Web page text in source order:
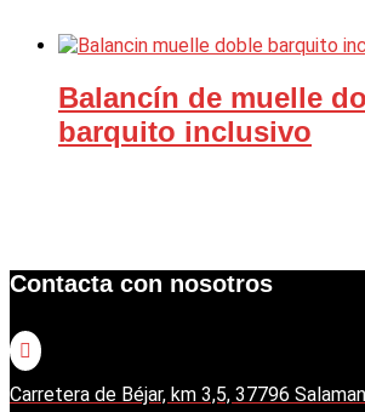
Balancín de muelle
barquito inclusivo
Contacta con nosotros

Carretera de Béjar, km 3,5, 37796